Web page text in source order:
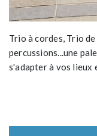
Trio à cordes, Trio
percussions...une
s'adapter à vos lieux